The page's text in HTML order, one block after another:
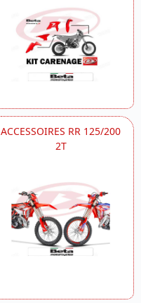
ACCESSOIRES RR 125/200
2T